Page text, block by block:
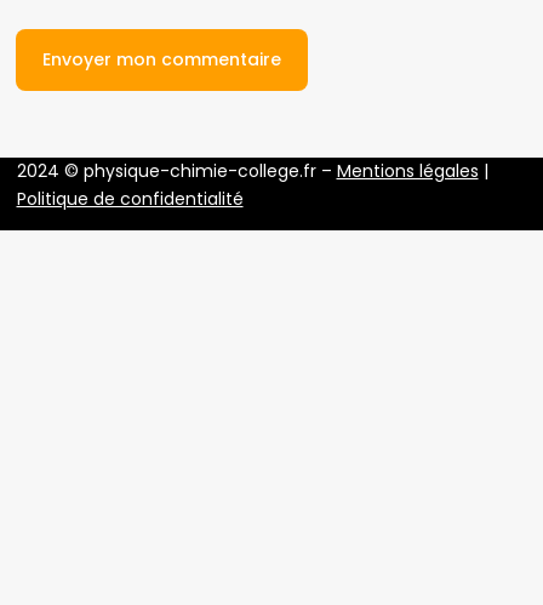
2024 © physique-chimie-college.fr – Mentions légales |
Politique de confidentialité